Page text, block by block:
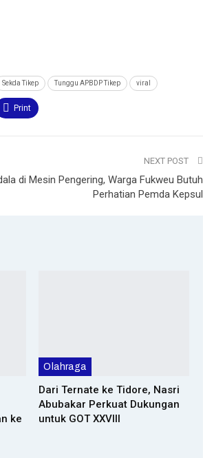
Sekda Tikep Tunggu APBDP Tikep viral
Print
NEXT POST
di Mesin Pengering, Warga Fukweu Butuh
Perhatian Pemda Kepsul
ke
Olahraga
Dari Ternate ke Tidore, Nasri
Abubakar Perkuat Dukungan
untuk GOT XXVIII